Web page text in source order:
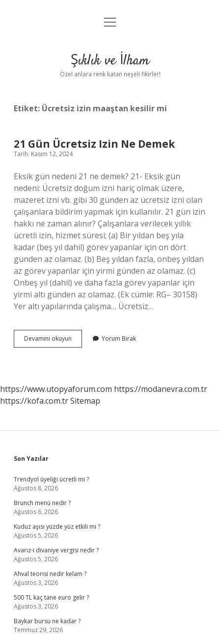
Anasayfa
Yasal Uyarı
menüyü
Şıklık ve İlham
Özel anlara renk katan neşeli fikirler!
Etiket: Ücretsiz izin maaştan kesilir mi
21 Gün Ücretsiz Izin Ne Demek
Tarih: Kasım 12, 2024
Eksik gün nedeni 21 ne demek? 21- Eksik gün
nedeni: Ücretsiz doğum izni hariç olmak üzere,
mazeret izni vb. gibi 30 günden az ücretsiz izni olan
çalışanlara bildirim yapmak için kullanılır. 21 gün izin
hakkı ne zaman alınır? Çalışanlara verilecek yıllık
ücretli izin, hizmet süresi; (a) Bir yıldan beş yıla
kadar (beş yıl dahil) görev yapanlar için on dört
günden az olamaz. (b) Beş yıldan fazla, onbeş yıldan
az görev yapanlar için yirmi günden az olamaz. (c)
Onbeş yıl (dahil) ve daha fazla görev yapanlar için
yirmi altı günden az olamaz. (Ek cümle: RG– 30158)
Yer altı yapılarında çalışma… Ücretsiz…
Devamını okuyun
Gün
Yorum Bırak
https://www.utopyaforum.com https://modanevra.com.tr
https://kofa.com.trSitemap
Sidebar
Son Yazılar
Trendyol üyeliği ücretli mi ?
Ağustos 8, 2026
Brunch menü nedir ?
Ağustos 6, 2026
Kuduz aşısı yüzde yüz etkili mi ?
Ağustos 5, 2026
Avarız-i divaniye vergisi nedir ?
Ağustos 5, 2026
Ahval teorisi nedir kelam ?
Ağustos 3, 2026
500 TL kaç tane euro gelir ?
Ağustos 3, 2026
Baykar bursu ne kadar ?
Temmuz 29, 2026